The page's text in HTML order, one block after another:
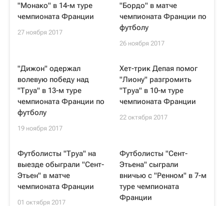
"Монако" в 14-м туре
чемпионата Франции
27 ноября 2017
"Бордо" в матче
чемпионата Франции по
футболу
26 ноября 2017
"Дижон" одержал
волевую победу над
"Труа" в 13-м туре
чемпионата Франции по
футболу
19 ноября 2017
Хет-трик Депая помог
"Лиону" разгромить
"Труа" в 10-м туре
чемпионата Франции
22 октября 2017
Футболисты "Труа" на
выезде обыграли "Сент-
Этьен" в матче
чемпионата Франции
01 октября 2017
Футболисты "Сент-
Этьена" сыграли
вничью с "Ренном" в 7-м
туре чемпионата
Франции